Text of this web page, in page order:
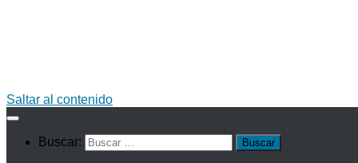
Saltar al contenido
Buscar: